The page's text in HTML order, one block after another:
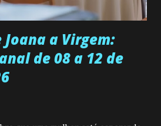
ela é inseminada por eng...
a Virgem:
de 08 a 12 de